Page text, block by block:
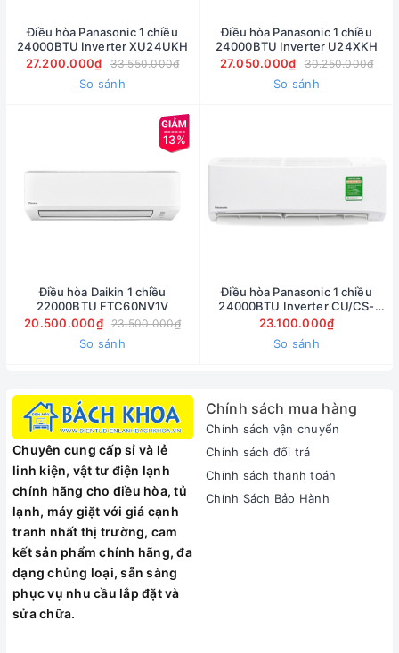
Điều hòa Panasonic 1 chiều
24000BTU Inverter XU24UKH
27.200.000₫
33.550.000₫
So sánh
Điều hòa Panasonic 1 chiều
24000BTU Inverter U24XKH
27.050.000₫
30.250.000₫
So sánh
13%
Điều hòa Daikin 1 chiều
22000BTU FTC60NV1V
20.500.000₫
23.500.000₫
So sánh
Điều hòa Panasonic 1 chiều
24000BTU Inverter CU/CS-
PU24UKH-8
23.100.000₫
So sánh
Chuyên cung cấp sỉ và lẻ
linh kiện, vật tư điện lạnh
chính hãng cho điều hòa, tủ
lạnh, máy giặt với giá cạnh
tranh nhất thị trường, cam
kết sản phẩm chính hãng, đa
dạng chủng loại, sẵn sàng
phục vụ nhu cầu lắp đặt và
sửa chữa.
Chính sách mua hàng
Chính sách vận chuyển
Chính sách đổi trả
Chính sách thanh toán
Chính Sách Bảo Hành